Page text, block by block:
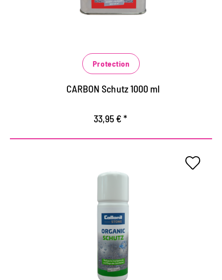
Außenbereich, Fliesen, Betonböden, Beton- und
verhindert das schnelle Eindringen von
Protection
CARBON Schutz 1000 ml
33,95 € *
Universalschutz für alle Natur-
und Kunststeinarten
Lösemittelfreie Imprägnierung für alle
Steinflächen im Innen- und Außenbereich,
Fliesen, Betonböden, Beton- und